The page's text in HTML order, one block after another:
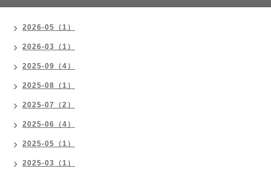
2026-05（1）
2026-03（1）
2025-09（4）
2025-08（1）
2025-07（2）
2025-06（4）
2025-05（1）
2025-03（1）